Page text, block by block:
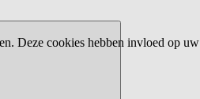
Deze cookies hebben invloed op uw